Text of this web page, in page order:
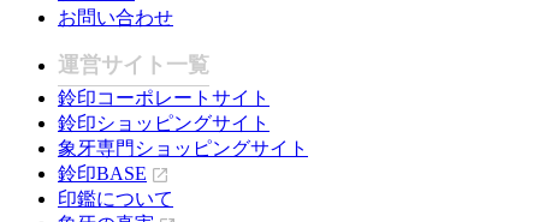
お問い合わせ
運営サイト一覧
鈴印コーポレートサイト
鈴印ショッピングサイト
象牙専門ショッピングサイト
鈴印BASE
印鑑について